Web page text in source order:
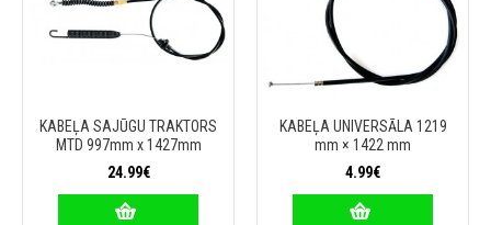
KABEĻA SAJŪGU TRAKTORS
MTD 997mm x 1427mm
24.99€
KABEĻA UNIVERSĀLA 1219
mm × 1422 mm
4.99€